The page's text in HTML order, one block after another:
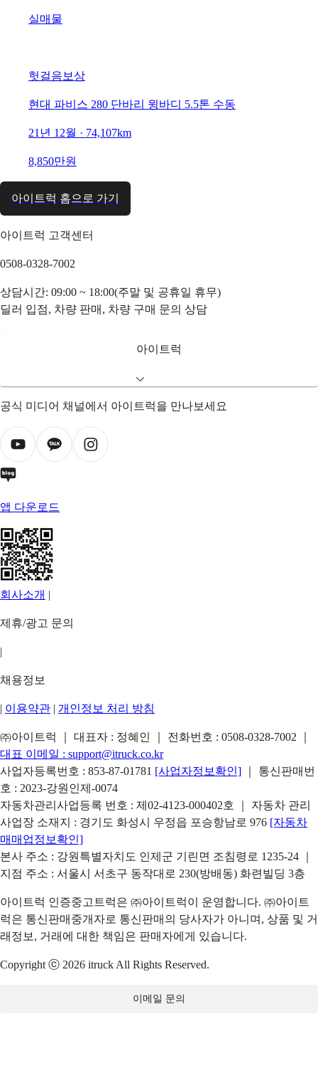
실매물
헛걸음보상
현대 파비스 280 단바리 윙바디 5.5톤 수동
21년 12월 · 74,107km
8,850만원
아이트럭 홈으로 가기
아이트럭 고객센터
0508-0328-7002
상담시간: 09:00 ~ 18:00(주말 및 공휴일 휴무)
딜러 입점, 차량 판매, 차량 구매 문의 상담
아이트럭
공식 미디어 채널에서 아이트럭을 만나보세요
앱 다운로드
회사소개 |
제휴/광고 문의
|
채용정보
| 이용약관 | 개인정보 처리 방침
㈜아이트럭 ｜ 대표자 : 정혜인 ｜ 전화번호 : 0508-0328-7002
대표 이메일 : support@itruck.co.kr
사업자등록번호 : 853-87-01781 [사업자정보확인]
｜ 통신판매번
호 : 2023-강원인제-0074
자동차관리사업등록 번호 : 제02-4123-000402호 ｜ 자동차 관리
사업장 소재지 : 경기도 화성시 우정읍 포승항남로 976 [자동차
매매업정보확인]
본사 주소 : 강원특별자치도 인제군 기린면 조침령로 1235-24 ｜
지점 주소 : 서울시 서초구 동작대로 230(방배동) 화련빌딩 3층
아이트럭 인증중고트럭은 ㈜아이트럭이 운영합니다. ㈜아이트
럭은 통신판매중개자로 통신판매의 당사자가 아니며, 상품 및 거
래정보, 거래에 대한 책임은 판매자에게 있습니다.
Copyright ⓒ 2026 itruck All Rights Reserved.
이메일 문의